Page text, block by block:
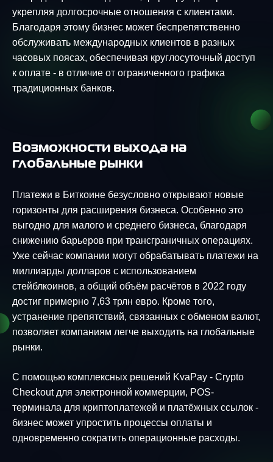
укрепляя долгосрочные отношения с клиентами.
Благодаря этому бизнес может беспрепятственно
обслуживать международных клиентов в разных
часовых поясах, обеспечивая круглосуточный доступ
к оплате - в отличие от ограниченного графика
традиционных банков.
Возможности выхода на
глобальные рынки
Платежи в Биткоине безусловно открывают новые
горизонты для расширения бизнеса. Особенно это
выгодно для малого и среднего бизнеса, благодаря
снижению барьеров при трансграничных операциях.
Уже сейчас компании могут обрабатывать платежи на
миллиарды долларов с использованием
стейблкоинов, а общий объём расчётов в 2022 году
достиг примерно 7,63 трлн евро. Кроме того,
устранение препятствий, связанных с обменом валют,
позволяет компаниям легче выходить на глобальные
рынки.
С помощью комплексных решений KvaPay - Crypto
Checkout для электронной коммерции, POS-
терминала для криптоплатежей и платёжных ссылок -
бизнес может упростить процессы оплаты и
одновременно сократить операционные расходы.